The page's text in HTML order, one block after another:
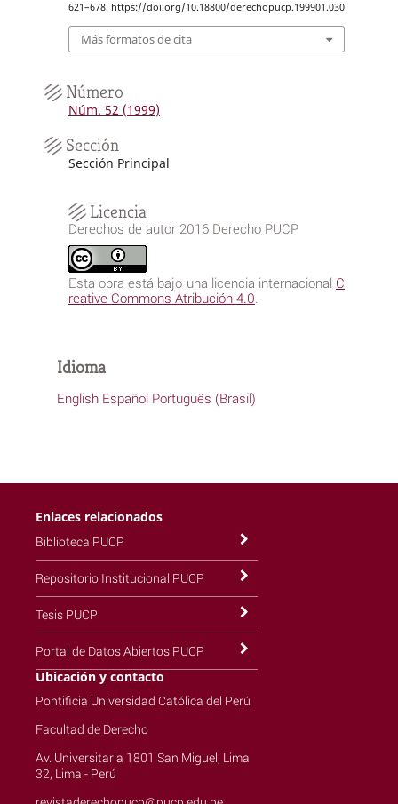
621–678. https://doi.org/10.18800/derechopucp.199901.030
Más formatos de cita
Número
Núm. 52 (1999)
Sección
Sección Principal
Licencia
Derechos de autor 2016 Derecho PUCP
Esta obra está bajo una licencia internacional C
reative Commons Atribución 4.0
Idioma
English Español Português (Brasil)
Enlaces relacionados
Biblioteca PUCP
Repositorio Institucional PUCP
Tesis PUCP
Portal de Datos Abiertos PUCP
Ubicación y contacto
Pontificia Universidad Católica del Perú
Facultad de Derecho
Av. Universitaria 1801 San Miguel, Lima
32, Lima - Perú